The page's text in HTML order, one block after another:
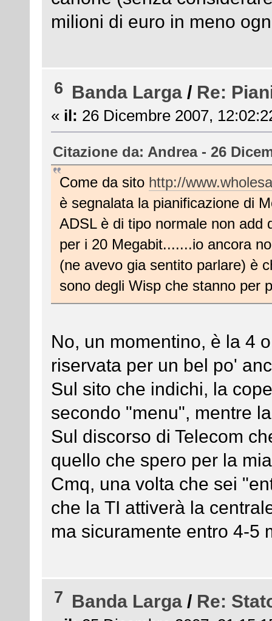
milioni di euro in meno
6 Banda Larga / Re:
« il: 26 Dicembre 2007,
Citazione da: Andrea - 26
Come da sito http://
è segnalata la pianificazione di
ADSL è di tipo normale non add
per i 20 Megabit.......io ancora
(ne avevo gia sentito parlare) è
sono degli Wisp che stanno per
No, un momentino, è la 4
riservata per un bel po'
Sul sito che indichi, la
secondo "menu", mentre
Sul discorso di Telecom
quello che spero per la
Cmq, una volta che sei
che la TI attiverà la
ma sicuramente entro 4-5
7 Banda Larga / Re: